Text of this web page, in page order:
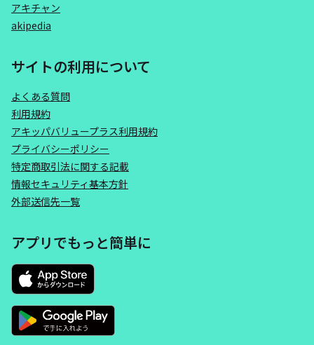
アキチャン
akipedia
サイトの利用について
よくある質問
利用規約
アキッパバリュープラス利用規約
プライバシーポリシー
特定商取引法に関する記載
情報セキュリティ基本方針
外部送信先一覧
アプリでもっと簡単に